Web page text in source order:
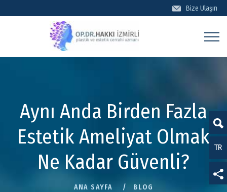
TR
EN
DE
Bize Ulaşın
BİZE ULAŞIN
Aynı Anda Birden Fazla
Estetik Ameliyat Olmak
Ne Kadar Güvenli?
ANA SAYFA BLOG